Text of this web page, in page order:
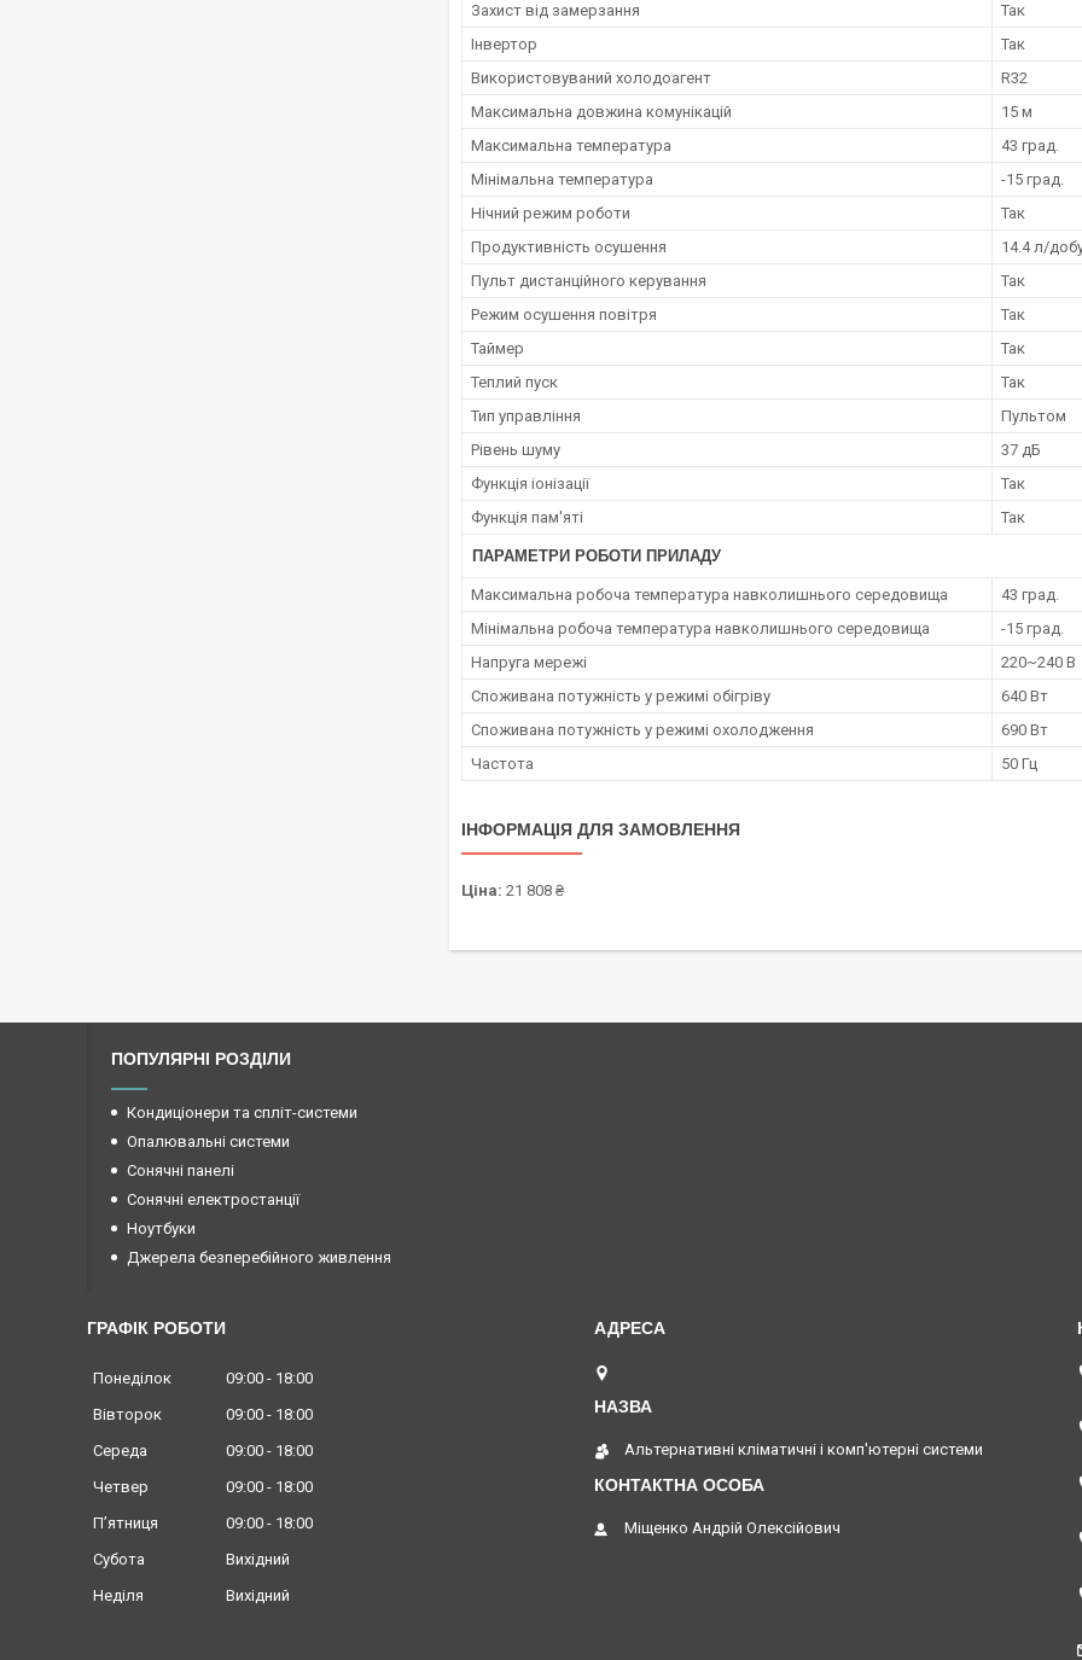
Захист від замерзання
Так
Інвертор
Так
Використовуваний холодоагент
R32
Максимальна довжина комунікацій
15 м
Максимальна температура
43 град.
Мінімальна температура
-15 град.
Нічний режим роботи
Так
Продуктивність осушення
14.4 л/
Пульт дистанційного керування
Так
Режим осушення повітря
Так
Таймер
Так
Теплий пуск
Так
Тип управління
Пультом
Рівень шуму
37 дБ
Функція іонізації
Так
Функція пам'яті
Так
ПАРАМЕТРИ РОБОТИ ПРИЛАДУ
Максимальна робоча температура навколишнього середовища
43 град.
Мінімальна робоча температура навколишнього середовища
-15 град.
Напруга мережі
220~240 В
Споживана потужність у режимі обігріву
640 Вт
Споживана потужність у режимі охолодження
690 Вт
Частота
50 Гц
ІНФОРМАЦІЯ ДЛЯ ЗАМОВЛЕННЯ
Ціна: 21 808 ₴
ПОПУЛЯРНІ РОЗДІЛИ
Кондиціонери та спліт-системи
Опалювальні системи
Сонячні панелі
Сонячні електростанції
Ноутбуки
Джерела безперебійного живлення
ГРАФІК РОБОТИ
Понеділок 09:00
18:00
Вівторок
09:00
18:00
Середа
09:00
18:00
Четвер
09:00
18:00
Пʼятниця
09:00
18:00
Субота
Вихідний
Неділя
Вихідний
Альтернативні кліматичні і комп'ютерні системи
Міщенко Андрій Олексійович